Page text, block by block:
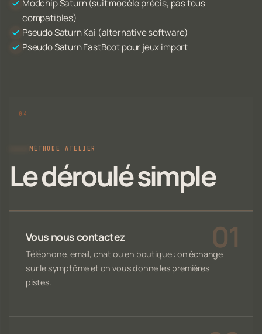
Modchip Saturn (suit modèle précis, pas tous
compatibles)
Pseudo Saturn Kai (alternative software)
Pseudo Saturn FastBoot pour jeux import
MÉTHODE ATELIER
Le déroulé simple
Vous nous contactez
Téléphone, email, chat ou en boutique : on échange
sur le symptôme et on vous donne les premières
pistes.